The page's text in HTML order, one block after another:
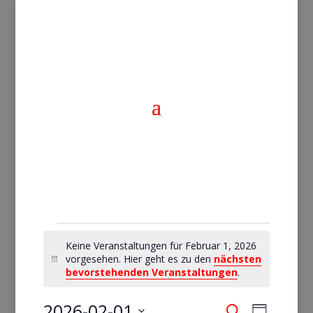
Veranstaltungen
for
Hinweis
Keine Veranstaltungen für Februar 1, 2026
vorgesehen. Hier geht es zu den nächsten
bevorstehenden Veranstaltungen.